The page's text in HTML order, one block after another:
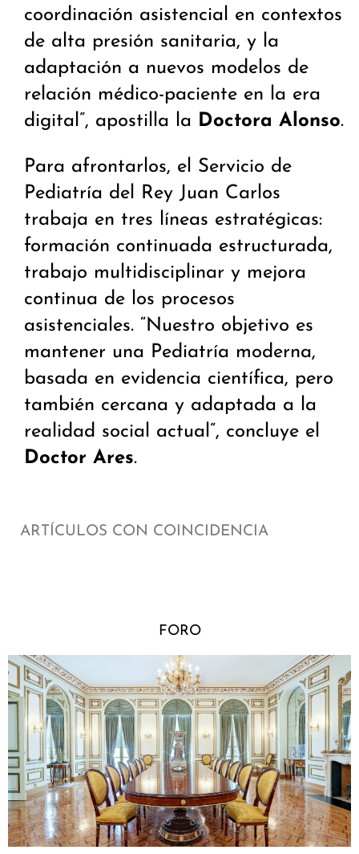
coordinación asistencial en contextos
de alta presión sanitaria, y la
adaptación a nuevos modelos de
relación médico-paciente en la era
digital”, apostilla la Doctora Alonso.
Para afrontarlos, el Servicio de
Pediatría del Rey Juan Carlos
trabaja en tres líneas estratégicas:
formación continuada estructurada,
trabajo multidisciplinar y mejora
continua de los procesos
asistenciales. “Nuestro objetivo es
mantener una Pediatría moderna,
basada en evidencia científica, pero
también cercana y adaptada a la
realidad social actual”, concluye el
Doctor Ares.
ARTÍCULOS CON COINCIDENCIA
FORO